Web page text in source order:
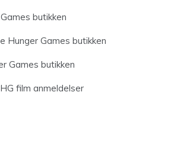
butikken
Hunger Games butikken
Games butikken
film anmeldelser